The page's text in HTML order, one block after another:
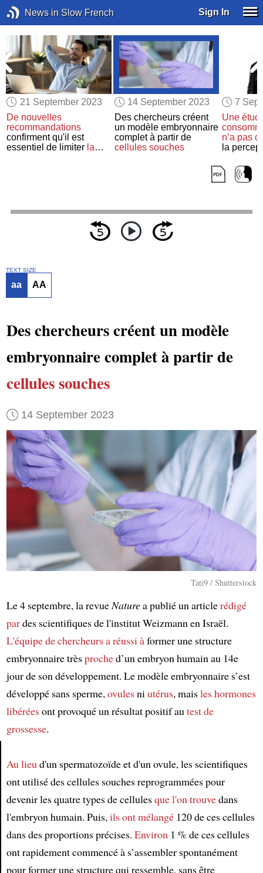
News in Slow French Sign In
21 September 2023
De nouvelles
recommandations
confirment qu'il est
essentiel de limiter la
14 September 2023
Des chercheurs créent
un modèle embryonnaire
complet à partir de
cellules souches
7
Une
n’a pas
la
TEXT SIZE
aa AA
Des chercheurs créent un modèle
embryonnaire complet à partir de
cellules souches
14 September 2023
Tati9 / Shutterstock
Le 4 septembre, la revue Naturea publié un articlerédigé
pardes scientifiques de l'institut Weizmann en Israël.
L'équipe de chercheursa réussi àformer une structure
embryonnaire trèsproched’un embryon humain au 14e
jour de son développement. Le modèle embryonnaire s’est
développé sans sperme, ovulesni utérus, maisles hormones
libéréesont provoqué un résultat positif au test de
grossesse.
Au lieu d'un spermatozoïde et d'un ovule, les scientifiques
ont utilisé des cellules souches reprogrammées pour
devenir les quatre types de cellulesque l'on trouvedans
l'embryon humain. Puis, ils ont mélangé120 de ces cellules
dans des proportions précises. Environ 1 % de ces cellules
ont rapidement commencé à s’assembler spontanément
pour former une structure qui ressemble, sans être